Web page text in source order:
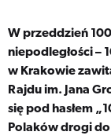
W przeddzień
niepodległości –
w Krakowie
Rajdu im. Jana
się pod hasłem
Polaków drogi